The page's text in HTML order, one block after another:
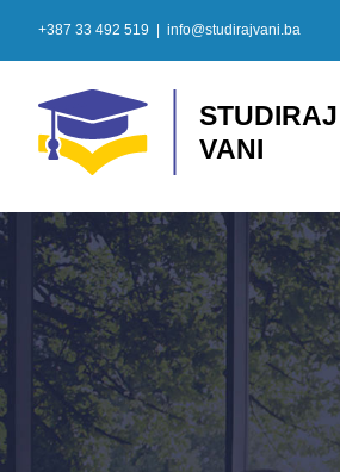
+387 33 492 519 info@studirajvani.ba